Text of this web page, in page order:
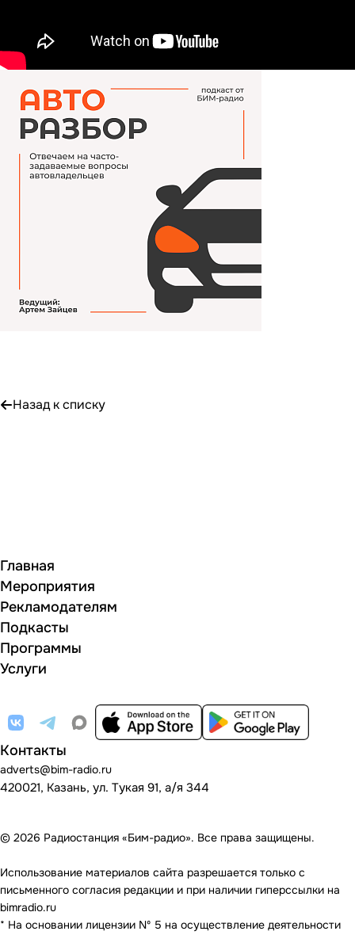
Назад к списку
Главная
Мероприятия
Рекламодателям
Подкасты
Программы
Услуги
Контакты
adverts@bim-radio.ru
420021, Казань, ул. Тукая 91, а/я 344
© 2026 Радиостанция «Бим-радио». Все права защищены.
Использование материалов сайта разрешается только с
письменного согласия редакции и при наличии гиперссылки на
bimradio.ru
* На основании лицензии Nº 5 на осуществление деятельности